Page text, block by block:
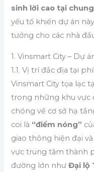
sinh lời cao tại
yếu tố khiến dự án
tưởng cho các nhà
1. Vinsmart City – Dự
1.1. Vị trí đắc địa tại
Vinsmart City tọa lạc
trong những khu vực
chóng về cơ sở hạ
coi là “điểm nóng”
giao thông hiện đại
vực trung tâm thành
đường lớn nhưĐại lộ